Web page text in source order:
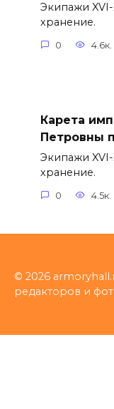
Экипажи
хранение.
0 4.6к.
Карета
Петровны
Экипажи
хранение.
0 4.5к.
© 2026
редакторов и